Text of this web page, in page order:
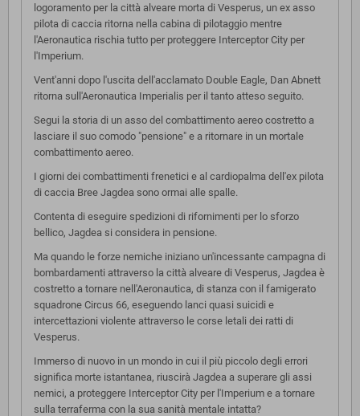
logoramento per la città alveare morta di Vesperus, un ex asso
pilota di caccia ritorna nella cabina di pilotaggio mentre
l'Aeronautica rischia tutto per proteggere Interceptor City per
l'Imperium.
Vent'anni dopo l'uscita dell'acclamato Double Eagle, Dan Abnett
ritorna sull'Aeronautica Imperialis per il tanto atteso seguito.
Segui la storia di un asso del combattimento aereo costretto a
lasciare il suo comodo "pensione" e a ritornare in un mortale
combattimento aereo.
I giorni dei combattimenti frenetici e al cardiopalma dell'ex pilota
di caccia Bree Jagdea sono ormai alle spalle.
Contenta di eseguire spedizioni di rifornimenti per lo sforzo
bellico, Jagdea si considera in pensione.
Ma quando le forze nemiche iniziano un'incessante campagna di
bombardamenti attraverso la città alveare di Vesperus, Jagdea è
costretto a tornare nell'Aeronautica, di stanza con il famigerato
squadrone Circus 66, eseguendo lanci quasi suicidi e
intercettazioni violente attraverso le corse letali dei ratti di
Vesperus.
Immerso di nuovo in un mondo in cui il più piccolo degli errori
significa morte istantanea, riuscirà Jagdea a superare gli assi
nemici, a proteggere Interceptor City per l'Imperium e a tornare
sulla terraferma con la sua sanità mentale intatta?